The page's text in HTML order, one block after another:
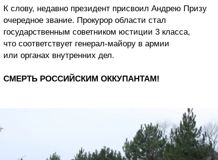
К слову, недавно президент присвоил Андрею Призу
очередное звание. Прокурор области стал
государственным советником юстиции 3 класса,
что соответствует генерал-майору в армии
или органах внутренних дел.
СМЕРТЬ РОССИЙСКИМ ОККУПАНТАМ!